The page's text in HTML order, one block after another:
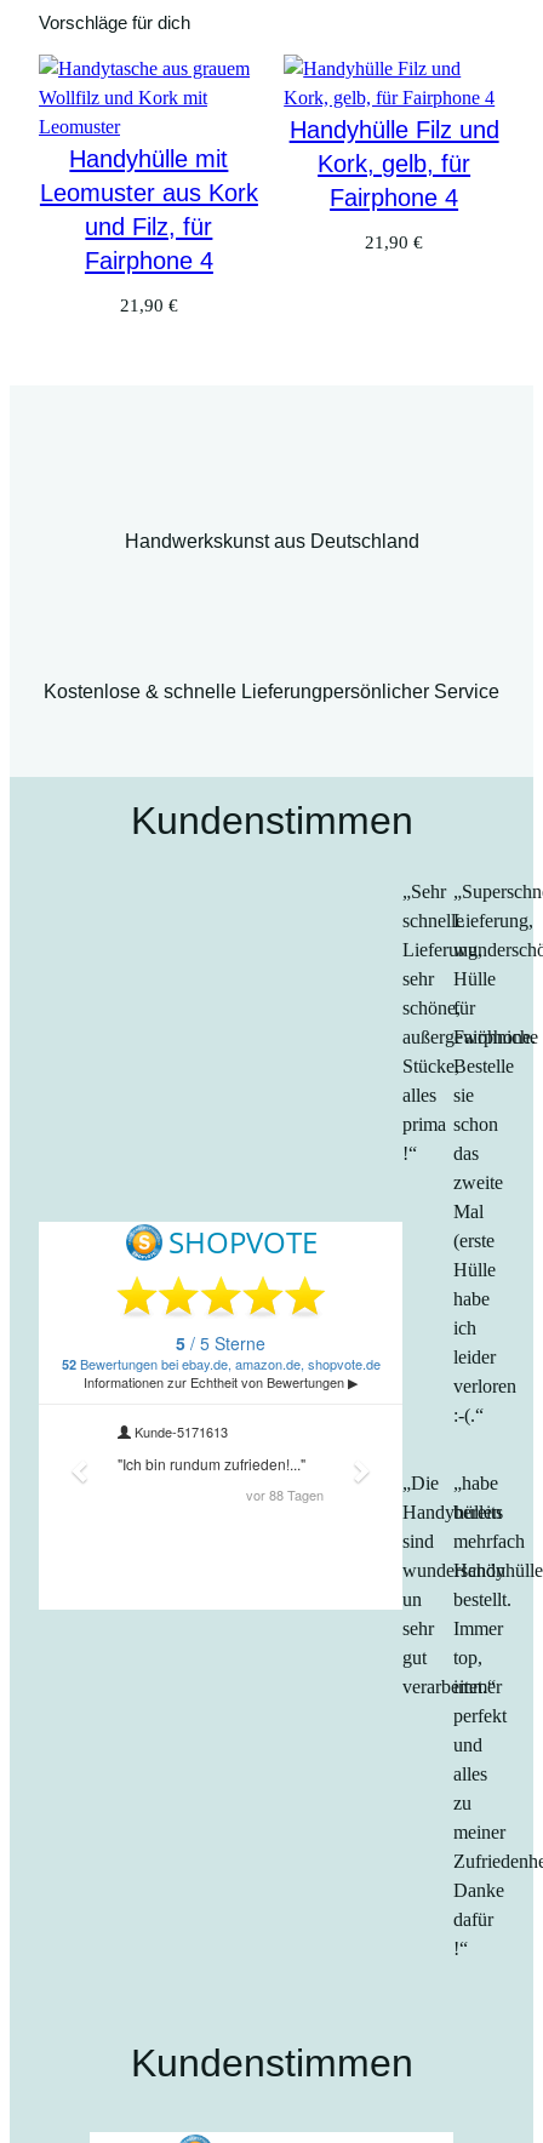
Vorschläge für dich
Handyhülle mit
Leomuster aus Kork
und Filz, für
Fairphone 4
21,90 €
Handyhülle Filz und
Kork, gelb, für
Fairphone 4
21,90€
Handwerkskunst aus Deutschland
Kostenlose & schnelle Lieferungpersönlicher Service
Kundenstimmen
„Sehr
schnelle
Lieferung,
sehr
schöne,
außergewöhniche
Stücke,
alles
prima
!“
Lieferung,
Hülle
für
Fairphone.
Bestelle
sie
schon
das
zweite
Mal
(erste
Hülle
habe
ich
leider
verloren
:-(.“
„Die
Handyhüllen
sind
wunderschön
un
sehr
gut
verarbeitet.“
„habe
bereits
mehrfach
bestellt.
Immer
top,
immer
perfekt
und
alles
zu
meiner
Danke
dafür
!“
Kundenstimmen